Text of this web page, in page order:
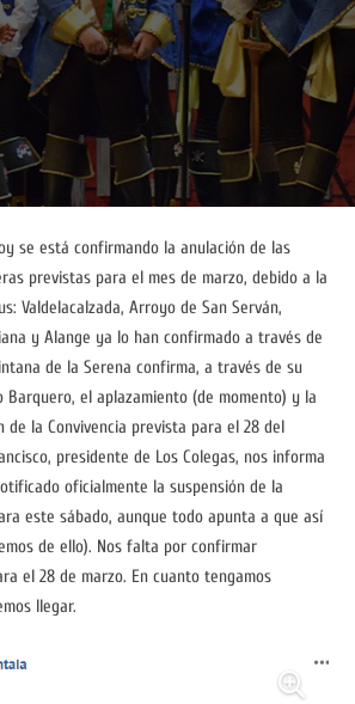
se está confirmando la anulación de las
previstas para el mes de marzo, debido a la
Valdelacalzada, Arroyo de San Serván,
y Alange ya lo han confirmado a través de
de la Serena confirma, a través de su
Barquero, el aplazamiento (de momento) y la
de la Convivencia prevista para el 28 del
presidente de Los Colegas, nos informa
oficialmente la suspensión de la
este sábado, aunque todo apunta a que así
de ello). Nos falta por confirmar
el 28 de marzo. En cuanto tengamos
llegar.